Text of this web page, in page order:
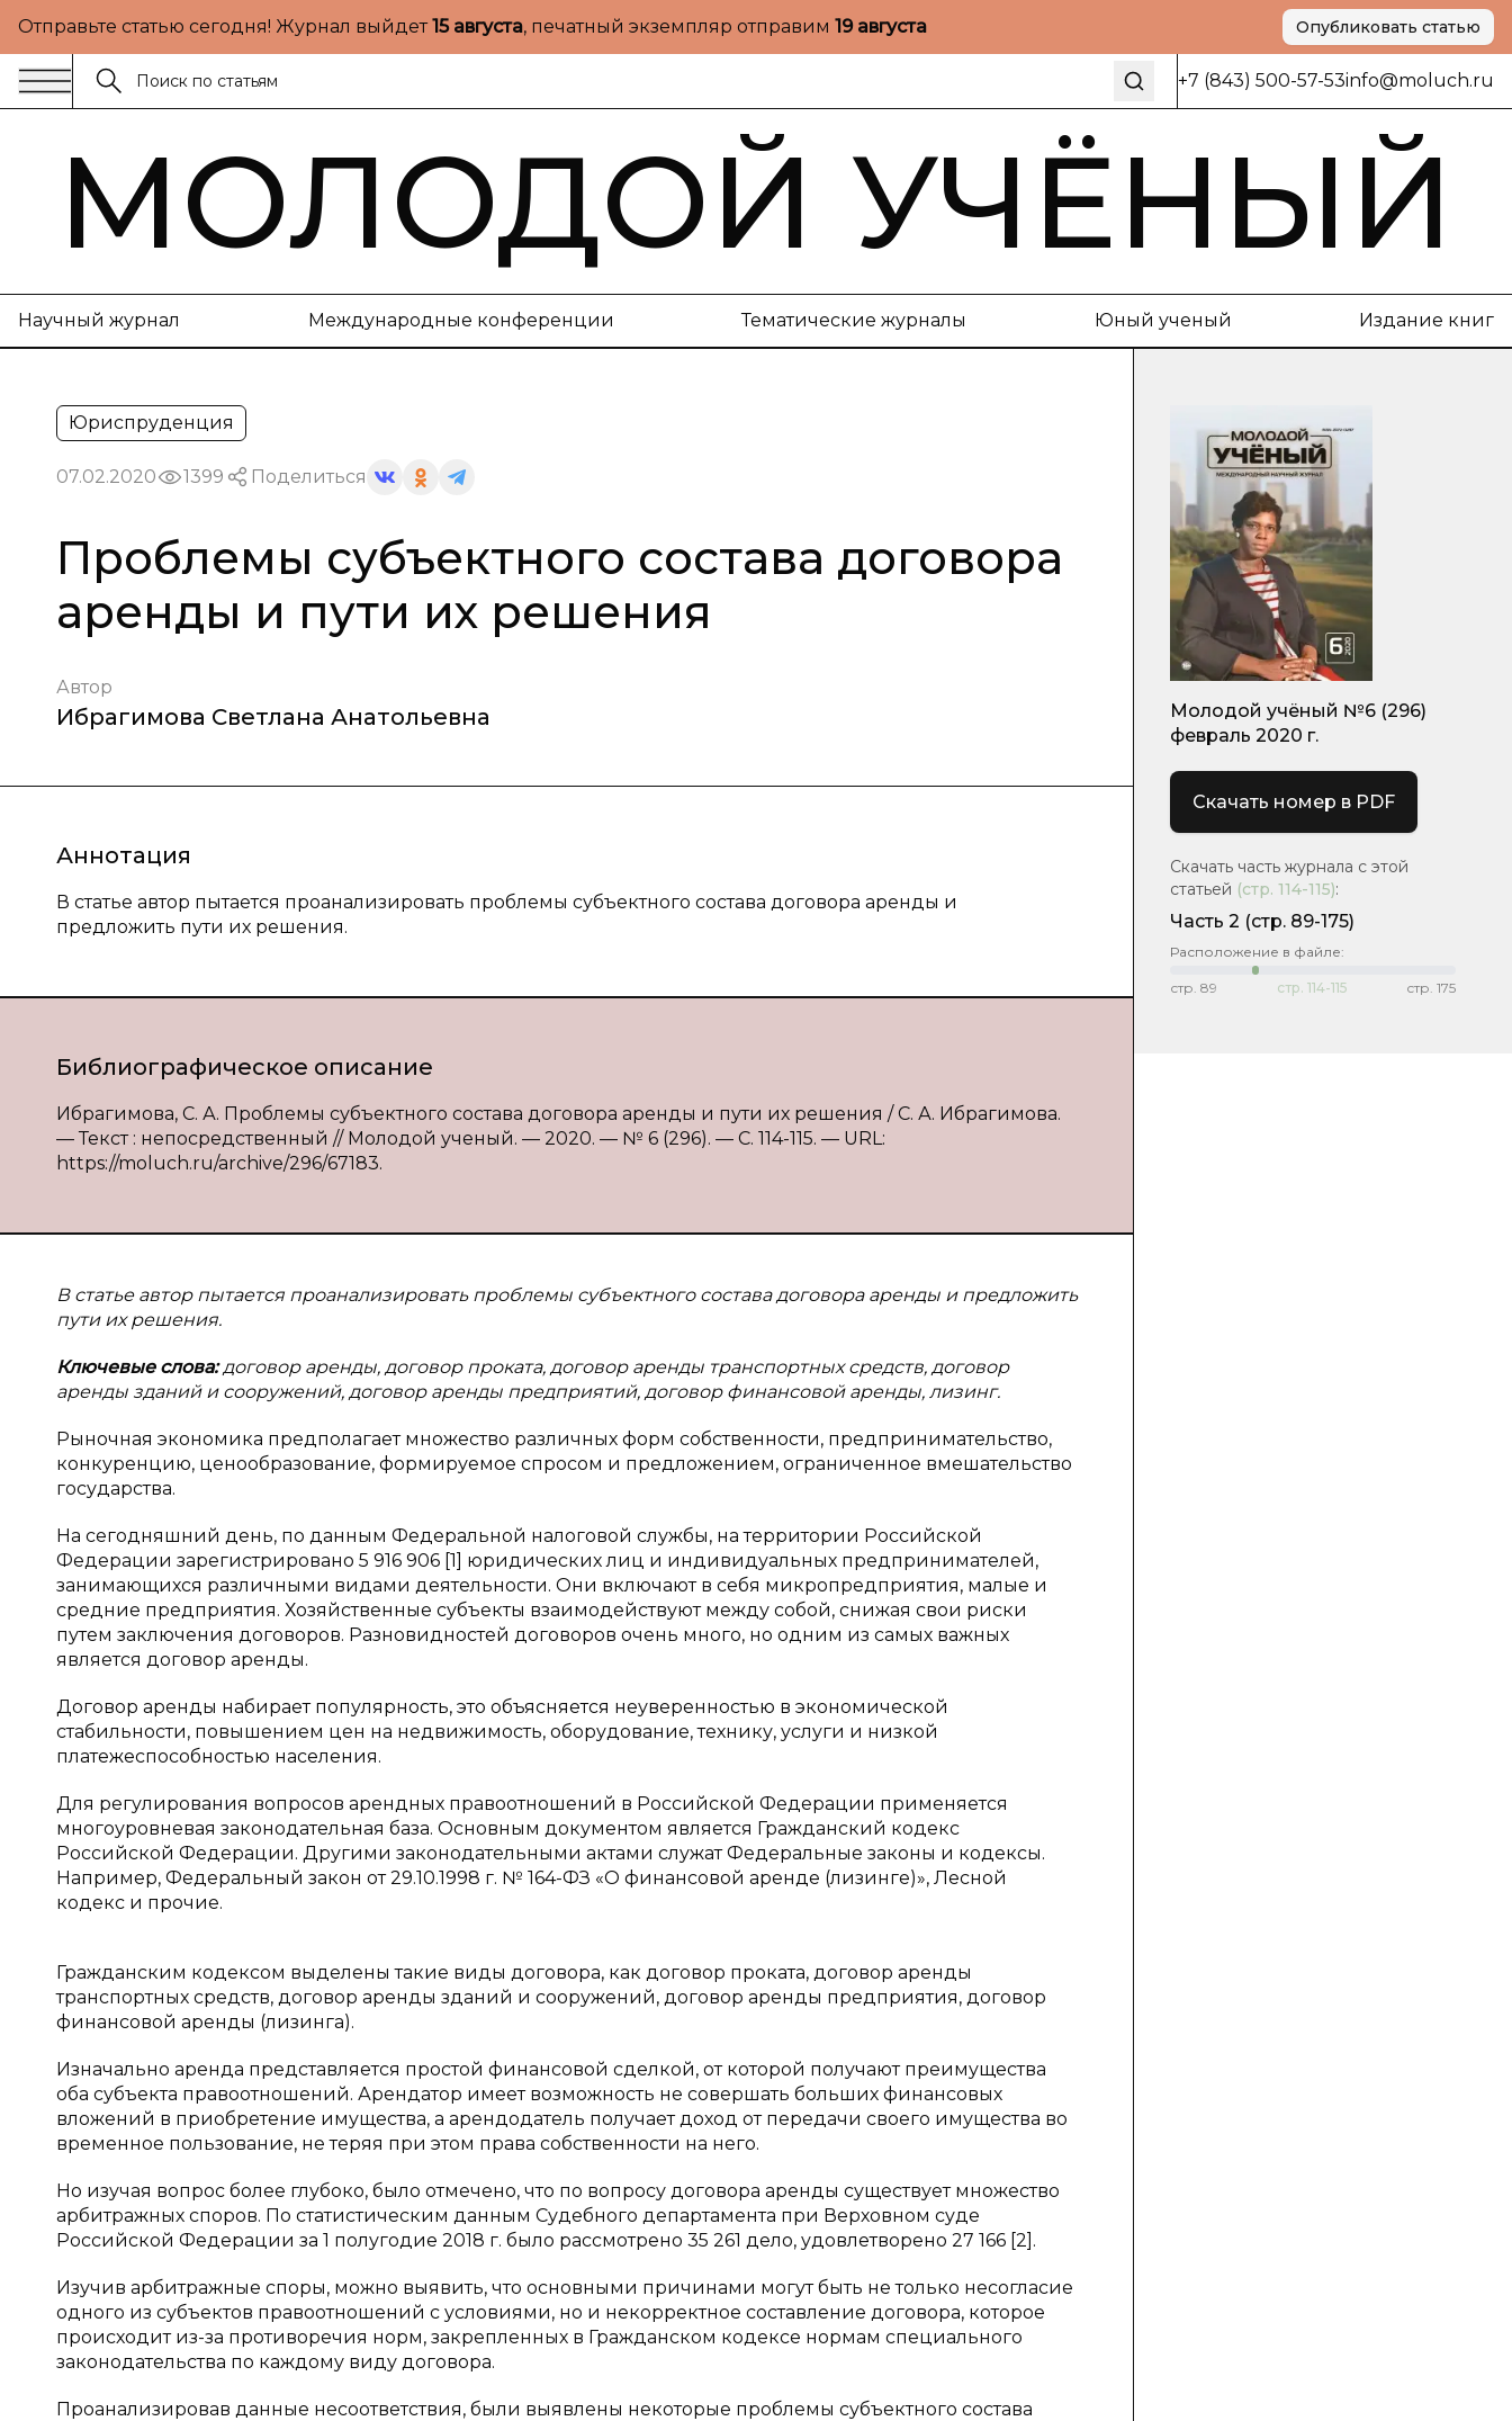
Отправьте статью сегодня! Журнал выйдет15 августа, печатный экземпляр отправим 19 августа Опубликовать статью
+7 (843) 500-57-53info@moluch.ru
МОЛОДОЙ УЧЁНЫЙ
Научный журнал Международные конференции Тематические журналы Юный ученый Издание книг
Юриспруденция
07.02.2020 1399 Поделиться
Проблемы субъектного состава договора
аренды и пути их решения
Автор
Ибрагимова Светлана Анатольевна
Аннотация
В статье автор пытается проанализировать проблемы субъектного состава договора аренды и
предложить пути их решения.
Библиографическое описание
Ибрагимова, С. А. Проблемы субъектного состава договора аренды и пути их решения / С. А. Ибрагимова.
— Текст : непосредственный // Молодой ученый. — 2020. — № 6 (296). — С. 114-115. — URL:
https://moluch.ru/archive/296/67183.
В статье автор пытается проанализировать проблемы субъектного состава договора аренды и предложить
пути их решения.
Ключевые слова:договор аренды, договор проката, договор аренды транспортных средств, договор
аренды зданий и сооружений, договор аренды предприятий, договор финансовой аренды, лизинг.
Рыночная экономика предполагает множество различных форм собственности, предпринимательство,
конкуренцию, ценообразование, формируемое спросом и предложением, ограниченное вмешательство
государства.
На сегодняшний день, по данным Федеральной налоговой службы, на территории Российской
Федерации зарегистрировано 5 916 906 [1] юридических лиц и индивидуальных предпринимателей,
занимающихся различными видами деятельности. Они включают в себя микропредприятия, малые и
средние предприятия. Хозяйственные субъекты взаимодействуют между собой, снижая свои риски
путем заключения договоров. Разновидностей договоров очень много, но одним из самых важных
является договор аренды.
Договор аренды набирает популярность, это объясняется неуверенностью в экономической
стабильности, повышением цен на недвижимость, оборудование, технику, услуги и низкой
платежеспособностью населения.
Для регулирования вопросов арендных правоотношений в Российской Федерации применяется
многоуровневая законодательная база. Основным документом является Гражданский кодекс
Российской Федерации. Другими законодательными актами служат Федеральные законы и кодексы.
Например, Федеральный закон от 29.10.1998 г. № 164-ФЗ «О финансовой аренде (лизинге)», Лесной
кодекс и прочие.
Гражданским кодексом выделены такие виды договора, как договор проката, договор аренды
транспортных средств, договор аренды зданий и сооружений, договор аренды предприятия, договор
финансовой аренды (лизинга).
Изначально аренда представляется простой финансовой сделкой, от которой получают преимущества
оба субъекта правоотношений. Арендатор имеет возможность не совершать больших финансовых
вложений в приобретение имущества, а арендодатель получает доход от передачи своего имущества во
временное пользование, не теряя при этом права собственности на него.
Но изучая вопрос более глубоко, было отмечено, что по вопросу договора аренды существует множество
арбитражных споров. По статистическим данным Судебного департамента при Верховном суде
Российской Федерации за 1 полугодие 2018 г. было рассмотрено 35 261 дело, удовлетворено 27 166 [2].
Изучив арбитражные споры, можно выявить, что основными причинами могут быть не только несогласие
одного из субъектов правоотношений с условиями, но и некорректное составление договора, которое
происходит из-за противоречия норм, закрепленных в Гражданском кодексе нормам специального
законодательства по каждому виду договора.
Проанализировав данные несоответствия, были выявлены некоторые проблемы субъектного состава
Молодой учёный №6 (296)
февраль 2020 г.
Скачать номер в PDF
Скачать часть журнала с этой
статьей (стр. 114-115):
Часть 2 (стр. 89-175)
Расположение в файле:
стр. 89 стр. 114-115 стр. 175